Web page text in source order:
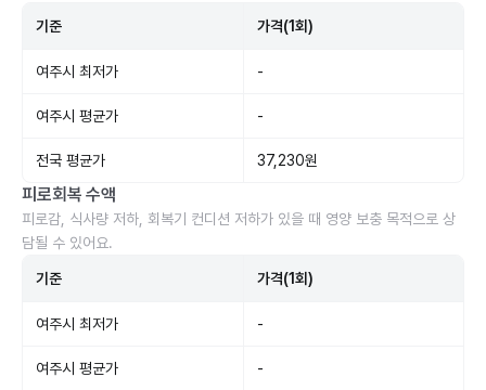
기준 가격(1회)
여주시 최저가 -
여주시 평균가 -
전국 평균가 37,230원
피로회복 수액
피로감, 식사량 저하, 회복기 컨디션 저하가 있을 때 영양 보충 목적으로 상
담될 수 있어요.
기준 가격(1회)
여주시 최저가 -
여주시 평균가 -